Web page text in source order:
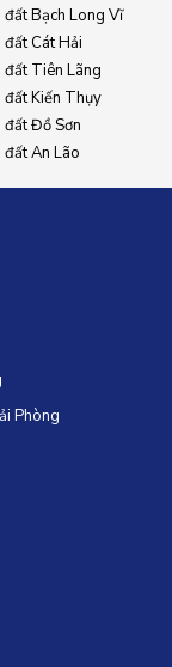
đất Bạch Long Vĩ
đất Cát Hải
đất Tiên Lãng
đất Kiến Thụy
đất Đồ Sơn
đất An Lão
Phòng